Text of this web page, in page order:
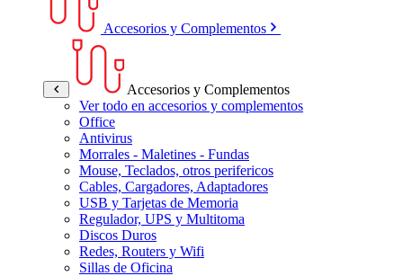
Accesorios y Complementos
Accesorios y Complementos
Ver todo en accesorios y complementos
Office
Antivirus
Morrales - Maletines - Fundas
Mouse, Teclados, otros perifericos
Cables, Cargadores, Adaptadores
USB y Tarjetas de Memoria
Regulador, UPS y Multitoma
Discos Duros
Redes, Routers y Wifi
Sillas de Oficina